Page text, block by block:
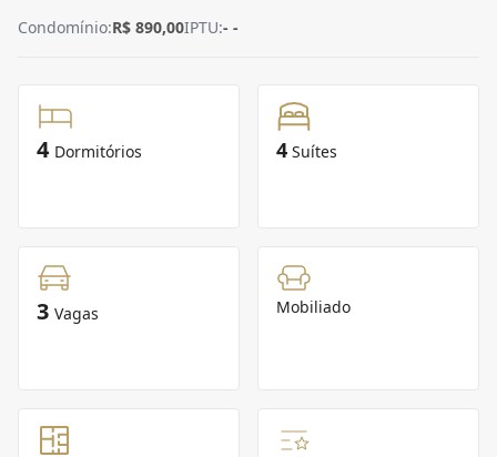
Condomínio:R$ 890,00IPTU:- -
4 Dormitórios 4 Suítes
3 Vagas Mobiliado